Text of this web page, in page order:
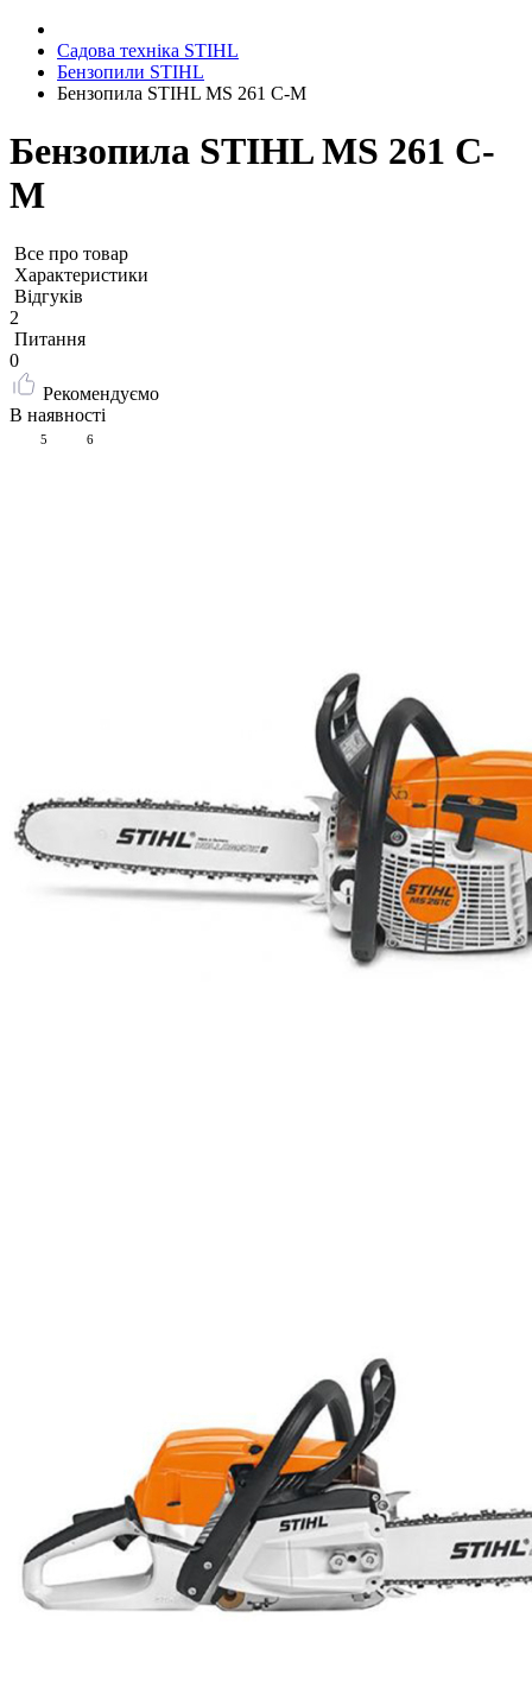
Садова техніка STIHL
Бензопили STIHL
Бензопила STIHL MS 261 C-М
Бензопила STIHL MS 261 C-
М
Все про товар
Характеристики
Відгуків
2
Питання
0
Рекомендуємо
В наявності
5 6